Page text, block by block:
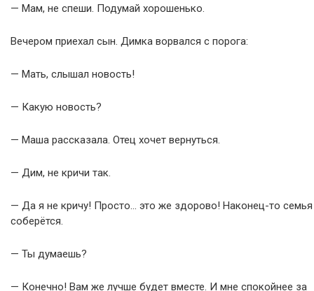
— Мам, не спеши. Подумай хорошенько.
Вечером приехал сын. Димка ворвался с порога:
— Мать, слышал новость!
— Какую новость?
— Маша рассказала. Отец хочет вернуться.
— Дим, не кричи так.
— Да я не кричу! Просто… это же здорово! Наконец-то семья
соберётся.
— Ты думаешь?
— Конечно! Вам же лучше будет вместе. И мне спокойнее за